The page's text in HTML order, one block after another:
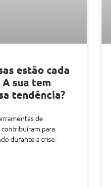
estão cada
sua tem
tendência?
de
para
durante a crise.